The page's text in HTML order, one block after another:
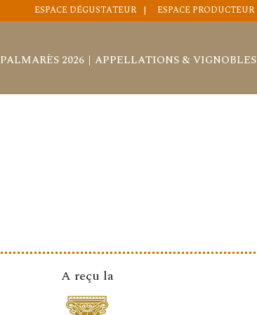
ESPACE DÉGUSTATEUR ESPACE PRODUCTEUR
PALMARÈS 2026 APPELLATIONS & VIGNOBLES
A reçu la